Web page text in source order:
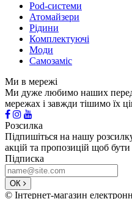
Pod-системи
Атомайзери
Рідини
Комплектуючі
Моди
Самозаміс
Ми в мережі
Ми дуже любимо наших
мережах і завжди тішимо їх
Розсилка
Підпишіться на нашу
акцій та пропозицій щоб бути
Підписка
ОК
© Інтернет-магазин